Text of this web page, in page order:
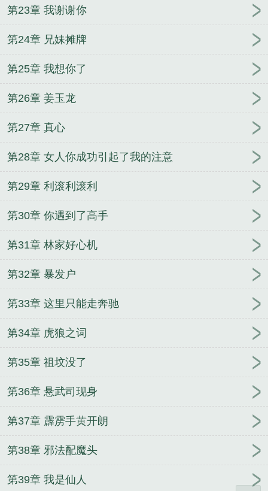
第23章 我谢谢你
第24章 兄妹摊牌
第25章 我想你了
第26章 姜玉龙
第27章 真心
第28章 女人你成功引起了我的注意
第29章 利滚利滚利
第30章 你遇到了高手
第31章 林家好心机
第32章 暴发户
第33章 这里只能走奔驰
第34章 虎狼之词
第35章 祖坟没了
第36章 悬武司现身
第37章 霹雳手黄开朗
第38章 邪法配魔头
第39章 我是仙人